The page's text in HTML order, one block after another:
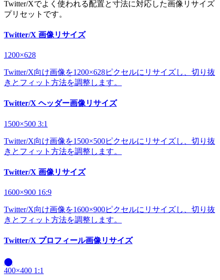
Twitter/Xでよく使われる配置と寸法に対応した画像リサイズ
プリセットです。
Twitter/X 画像リサイズ
1200×628
Twitter/X向け画像を1200×628ピクセルにリサイズし、切り抜
きとフィット方法を調整します。
Twitter/X ヘッダー画像リサイズ
1500×500 3:1
Twitter/X向け画像を1500×500ピクセルにリサイズし、切り抜
きとフィット方法を調整します。
Twitter/X 画像リサイズ
1600×900 16:9
Twitter/X向け画像を1600×900ピクセルにリサイズし、切り抜
きとフィット方法を調整します。
Twitter/X プロフィール画像リサイズ
⬤
400×400 1:1